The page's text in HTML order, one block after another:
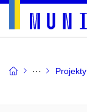
Projekty